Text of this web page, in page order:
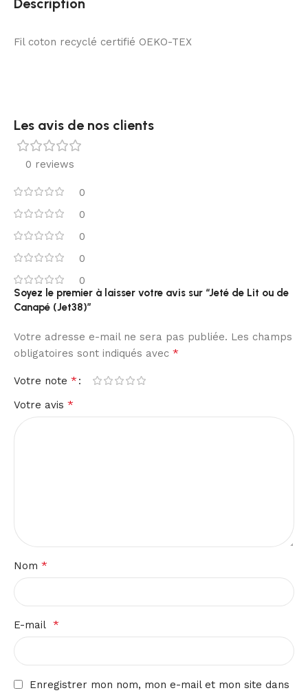
Fil coton recyclé certifié OEKO-TEX
Les avis de nos clients
0 reviews
0
0
0
0
0
Soyez le premier à laisser votre avis sur “Jeté de Lit ou de
Canapé (Jet38)”
Votre adresse e-mail ne sera pas publiée. Les champs
obligatoires sont indiqués avec *
Votre note *
Votre avis *
Nom *
E-mail *
Enregistrer mon nom, mon e-mail et mon site dans